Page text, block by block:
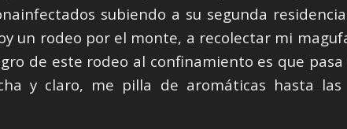
subiendo a su segunda
un rodeo por el monte, a recolectar mi
de este rodeo al confinamiento es que
y claro, me pilla de aromáticas hasta las